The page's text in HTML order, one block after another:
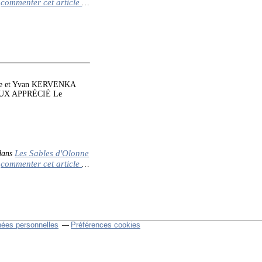
commenter cet article …
et Yvan KERVENKA
APPRÉCIÉ Le
Les Sables d'Olonne
commenter cet article …
personnelles Préférences cookies